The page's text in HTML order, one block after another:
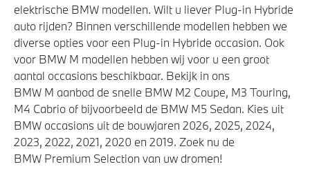
elektrische BMW modellen. Wilt u liever Plug-in Hybride
auto rijden? Binnen verschillende modellen hebben we
diverse opties voor een Plug-in Hybride occasion. Ook
voor BMW M modellen hebben wij voor u een groot
aantal occasions beschikbaar. Bekijk in ons
BMW M aanbod de snelle BMW M2 Coupe, M3 Touring,
M4 Cabrio of bijvoorbeeld de BMW M5 Sedan. Kies uit
BMW occasions uit de bouwjaren 2026, 2025, 2024,
2023, 2022, 2021, 2020 en 2019. Zoek nu de
BMW Premium Selection van uw dromen!